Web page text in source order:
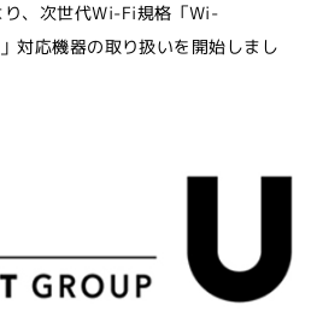
、次世代Wi-Fi規格「Wi-
対応機器の取り扱いを開始しまし